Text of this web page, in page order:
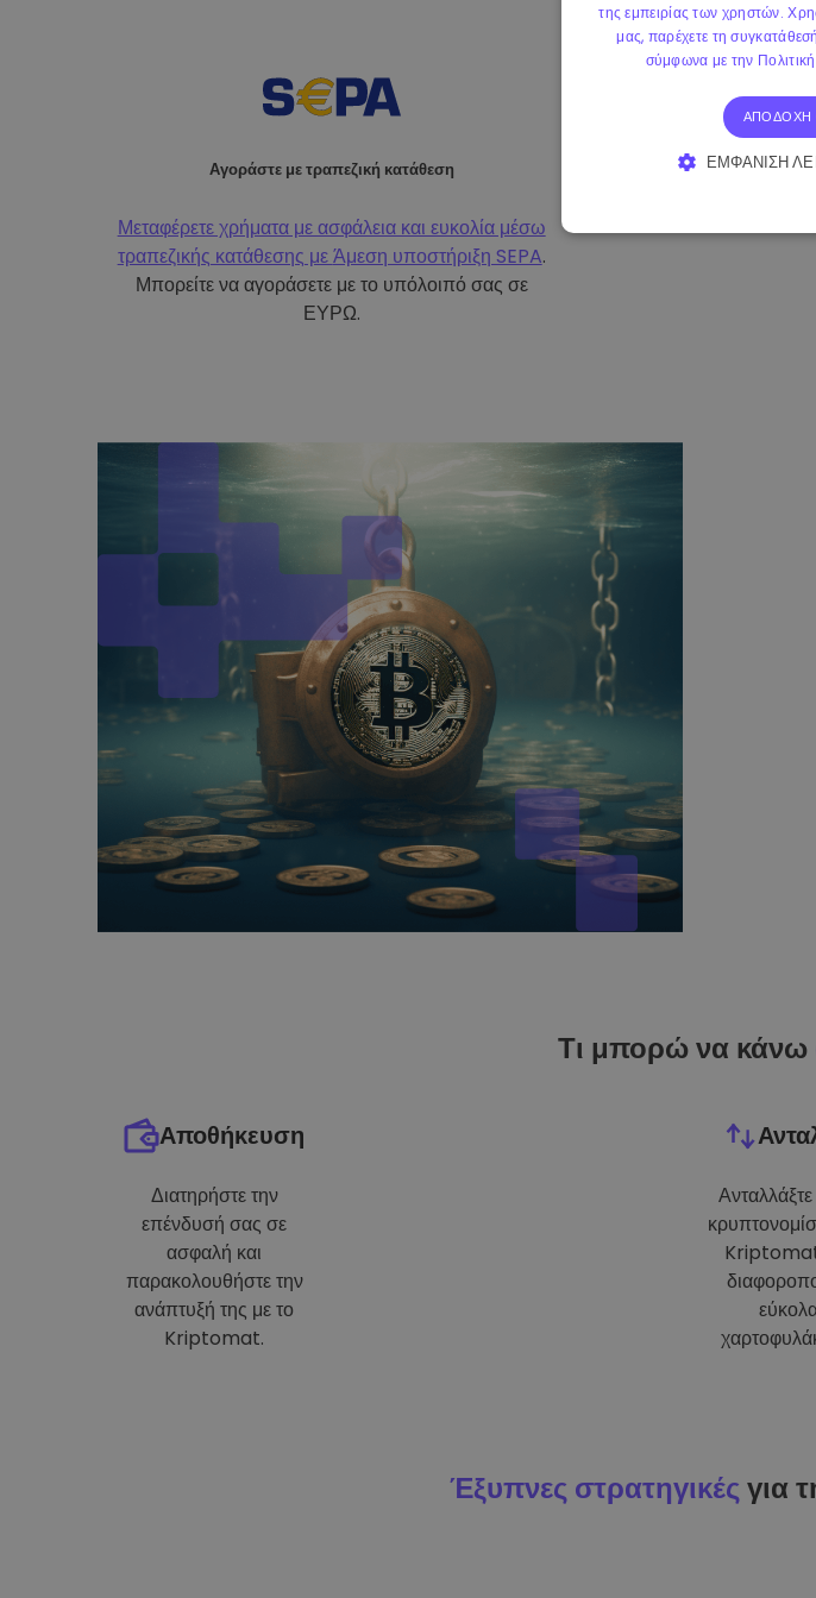
Αγοράστε με τραπεζική κατάθεση
Μεταφέρετε χρήματα με ασφάλεια και ευκολία μέσω
τραπεζικής κατάθεσης μεΆμεση υποστήριξη SEPA.
Μπορείτε να αγοράσετε με το υπόλοιπό σας σε
ΕΥΡΩ.
Τι μπορώ να κάνω
Αποθήκευση
Διατηρήστε την
επένδυσή σας σε
ασφαλή και
παρακολουθήστε την
ανάπτυξή της με το
Kriptomat.
Kriptomat
Έξυπνες στρατηγικέςγια
της εμπειρίας των χρηστών.
μας, παρέχετε τη
σύμφωνα με την
ΑΠΟΔΟΧΉ
ΕΜΦΆΝΙΣΗ